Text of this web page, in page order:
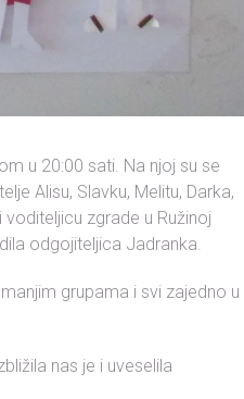
u 20:00 sati. Na njoj su se
Alisu, Slavku, Melitu, Darka,
voditeljicu zgrade u Ružinoj
odgojiteljica Jadranka.
grupama i svi zajedno u
nas je i uveselila